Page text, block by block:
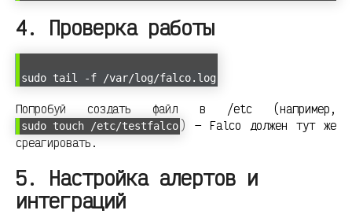
4. Проверка работы
sudo tail -f /var/log/falco.log
Попробуй создать файл в /etc (например,
sudo touch /etc/testfalco ) — Falco должен тут же
среагировать.
5. Настройка алертов и
интеграций